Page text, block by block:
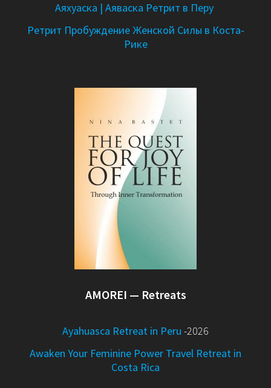
Аяхуаска | Аяваска Ретрит в Перу
Ретрит Пробуждение Женской Силы в Коста-
Рике
AMOREI — Retreats
Ayahuasca Retreat in Peru -2026
Awaken Your Feminine Power Travel Retreat in
Costa Rica